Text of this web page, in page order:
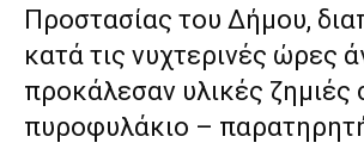
Προστασίας του Δήμου,
κατά τις νυχτερινές ώρες
προκάλεσαν υλικές ζημιές
πυροφυλάκιο –